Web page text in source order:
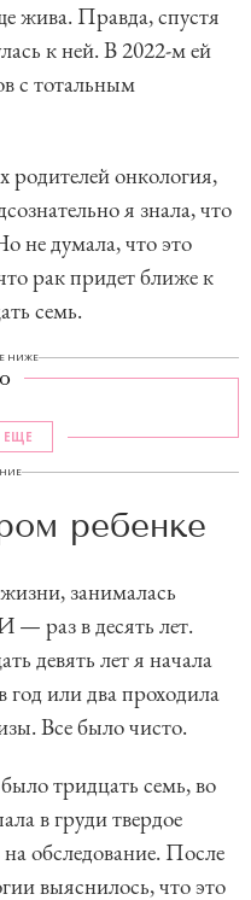
жива. Правда, спустя
к ней. В 2022-м ей
с тотальным
родителей онкология,
я знала, что
не думала, что это
рак придет ближе к
семь.
НИЖЕ
ЕЩЕ
ребенке
занималась
— раз в десять лет.
девять лет я начала
год или два проходила
Все было чисто.
тридцать семь, во
в груди твердое
обследование. После
выяснилось, что это